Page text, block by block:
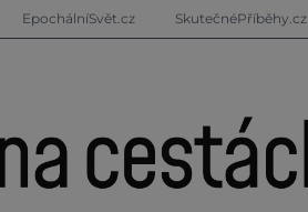
EpochálníSvět.cz SkutečnéPříběhy.cz